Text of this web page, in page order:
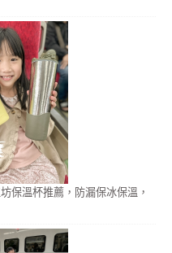
保溫杯推薦，防漏保冰保溫，